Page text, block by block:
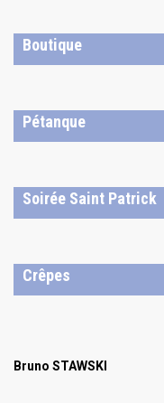
Boutique
Pétanque
Soirée Saint Patrick
Crêpes
Bruno STAWSKI